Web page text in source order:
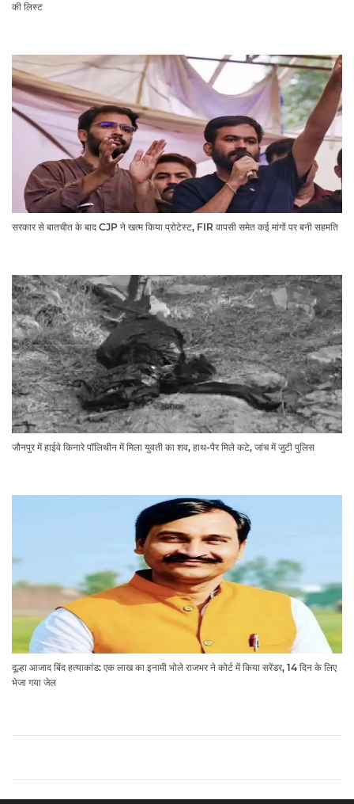
की लिस्ट​​​​​​​
सरकार से बातचीत के बाद CJP ने खत्म किया प्रोटेस्ट, FIR वापसी समेत कई मांगों पर बनी सहमति
जौनपुर में हाईवे किनारे पॉलिथीन में मिला युवती का शव, हाथ-पैर मिले कटे, जांच में जुटी पुलिस
दूल्हा आजाद बिंद हत्याकांड: एक लाख का इनामी भोले राजभर ने कोर्ट में किया सरेंडर, 14 दिन के लिए
भेजा गया जेल